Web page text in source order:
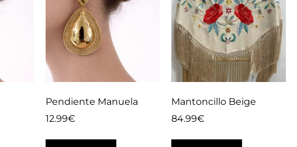
Pendiente Manuela
12.99€
Mantoncillo Beige
84.99€